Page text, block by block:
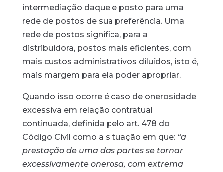
intermediação daquele posto para uma
rede de postos de sua preferência. Uma
rede de postos significa, para a
distribuidora, postos mais eficientes, com
mais custos administrativos diluídos, isto é,
mais margem para ela poder apropriar.
Quando isso ocorre é caso de onerosidade
excessiva em relação contratual
continuada, definida pelo art. 478 do
Código Civil como a situação em que: “a
prestação de uma das partes se tornar
excessivamente onerosa, com extrema